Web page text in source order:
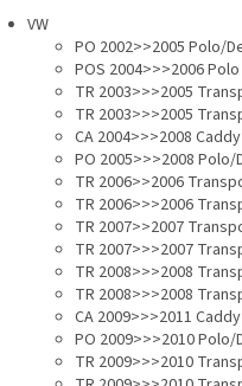
VW
PO 2002>>2005 Polo/
POS 2004>>>2006
TR 2003>>>2005
TR 2003>>>2005
CA 2004>>>2008
PO 2005>>>2008
TR 2006>>2006
TR 2006>>>2006
TR 2007>>2007
TR 2007>>>2007
TR 2008>>>2008
TR 2008>>>2008
CA 2009>>>2011
PO 2009>>>2010
TR 2009>>>2010